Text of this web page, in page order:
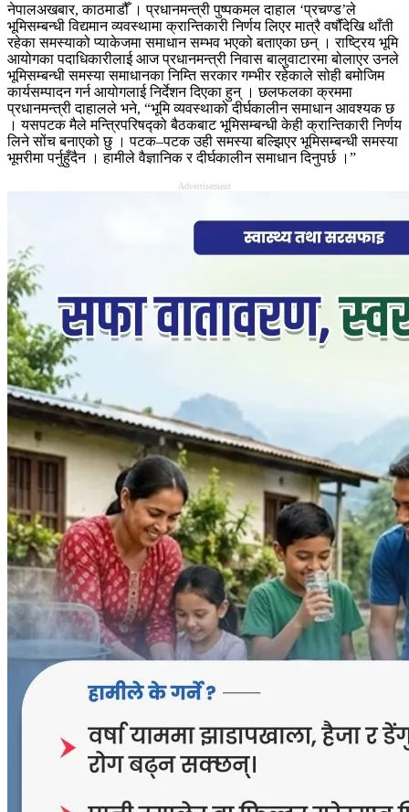
नेपालअखबार, काठमाडौँ । प्रधानमन्त्री पुष्पकमल दाहाल ‘प्रचण्ड’ले
भूमिसम्बन्धी विद्यमान व्यवस्थामा क्रान्तिकारी निर्णय लिएर मात्रै वर्षौँंदेखि थाँती
रहेका समस्याको प्याकेजमा समाधान सम्भव भएको बताएका छन् । राष्ट्रिय भूमि
आयोगका पदाधिकारीलाई आज प्रधानमन्त्री निवास बालुवाटारमा बोलाएर उनले
भूमिसम्बन्धी समस्या समाधानका निम्ति सरकार गम्भीर रहेकाले सोही बमोजिम
कार्यसम्पादन गर्न आयोगलाई निर्देशन दिएका हुन् । छलफलका क्रममा
प्रधानमन्त्री दाहालले भने, “भूमि व्यवस्थाको दीर्घकालीन समाधान आवश्यक छ
। यसपटक मैले मन्त्रिपरिषद्को बैठकबाट भूमिसम्बन्धी केही क्रान्तिकारी निर्णय
लिने सोंच बनाएको छु । पटक–पटक उही समस्या बल्झिएर भूमिसम्बन्धी समस्या
भूमरीमा पर्नुहुँदैन । हामीले वैज्ञानिक र दीर्घकालीन समाधान दिनुपर्छ ।”
Advertisement